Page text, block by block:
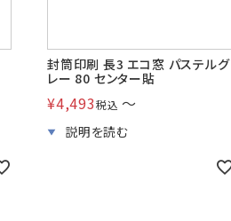
封筒印刷 長3 エコ窓 パステルグ
レー 80 センター貼
¥4,493税込 〜